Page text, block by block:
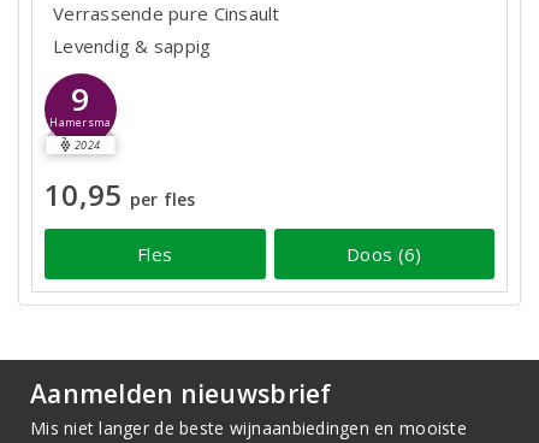
Verrassende pure Cinsault
Levendig & sappig
9
Hamersma
2024
10,95 per fles
Fles Doos (6)
Aanmelden nieuwsbrief
Mis niet langer de beste wijnaanbiedingen en mooiste